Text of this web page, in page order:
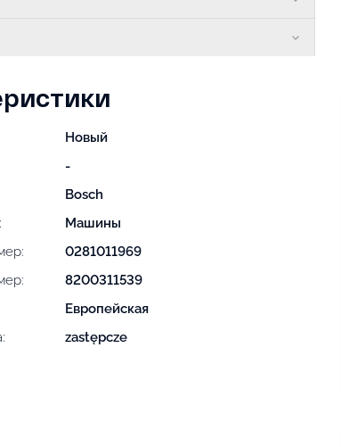
Новый
-
Bosch
Машины
0281011969
8200311539
Европейская
zastępcze